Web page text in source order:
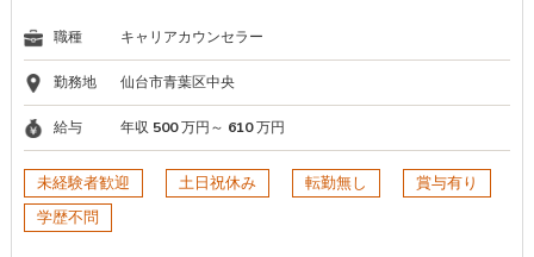
職種 キャリアカウンセラー
勤務地 仙台市青葉区中央
給与 年収 500 万円～ 610 万円
未経験者歓迎 土日祝休み 転勤無し
賞与有り
学歴不問